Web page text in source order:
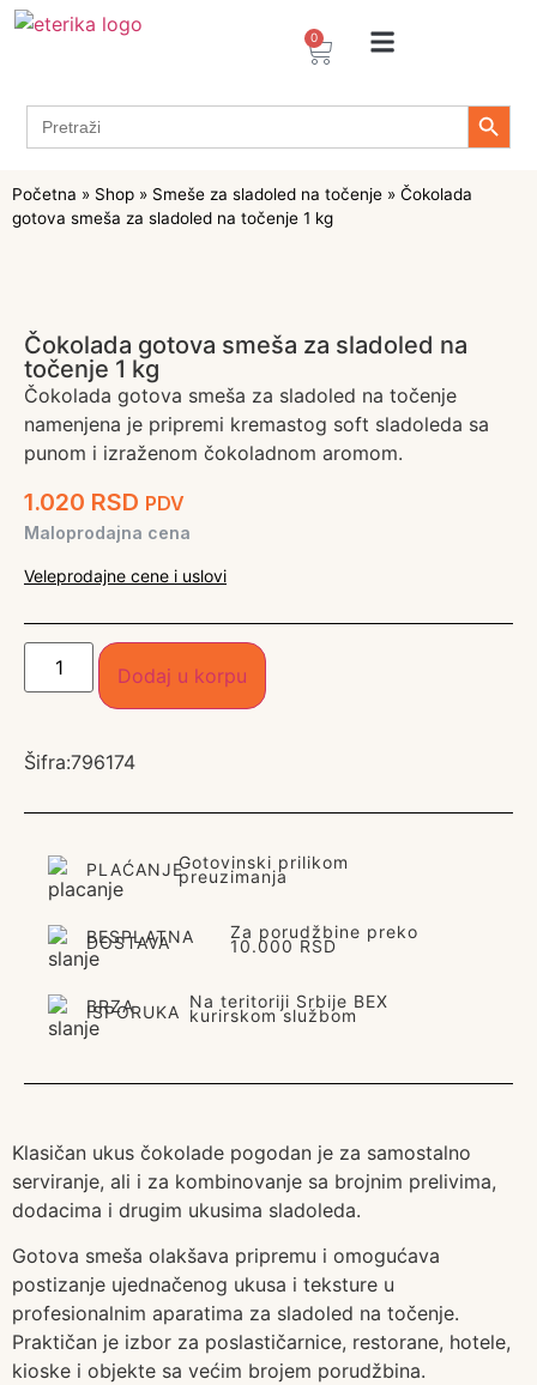
0
Search
for:
Search
Početna » Shop » Smeše za sladoled na točenje » Čokolada
gotova smeša za sladoled na točenje 1 kg
Čokolada gotova smeša za sladoled na
točenje 1 kg
Čokolada gotova smeša za sladoled na točenje
namenjena je pripremi kremastog soft sladoleda sa
punom i izraženom čokoladnom aromom.
1.020 RSD PDV
Maloprodajna cena
Veleprodajne cene i uslovi
Dodaj u korpu
Šifra:796174
PLAĆANJEGotovinski prilikom
preuzimanja
BESPLATNA
DOSTAVA
Za porudžbine preko
10.000 RSD
BRZA
ISPORUKA
Na teritoriji Srbije BEX
kurirskom službom
Klasičan ukus čokolade pogodan je za samostalno
serviranje, ali i za kombinovanje sa brojnim prelivima,
dodacima i drugim ukusima sladoleda.
Gotova smeša olakšava pripremu i omogućava
postizanje ujednačenog ukusa i teksture u
profesionalnim aparatima za sladoled na točenje.
Praktičan je izbor za poslastičarnice, restorane, hotele,
kioske i objekte sa većim brojem porudžbina.